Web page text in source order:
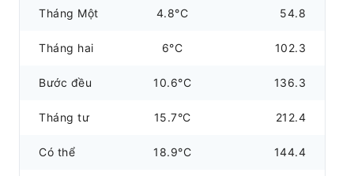
Tháng Một 4.8°C 54.8
Tháng hai 6°C 102.3
Bước đều 10.6°C 136.3
Tháng tư 15.7°C 212.4
Có thể 18.9°C 144.4